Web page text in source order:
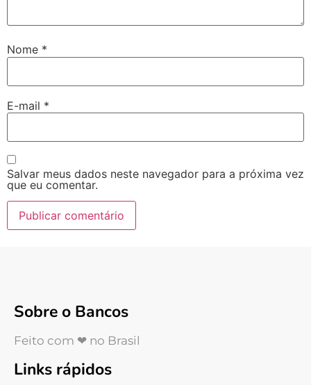
Nome *
E-mail *
Salvar meus dados neste navegador para a próxima vez
que eu comentar.
Sobre o Bancos
Feito com ❤ no Brasil
Links rápidos